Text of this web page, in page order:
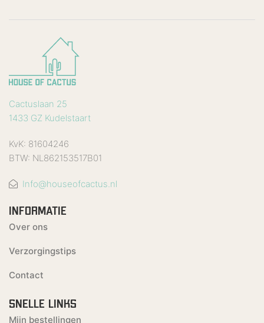
Cactuslaan 25
1433 GZ Kudelstaart
KvK: 81604246
BTW: NL862153517B01
Info@houseofcactus.nl
INFORMATIE
Over ons
Verzorgingstips
Contact
SNELLE LINKS
Mijn bestellingen